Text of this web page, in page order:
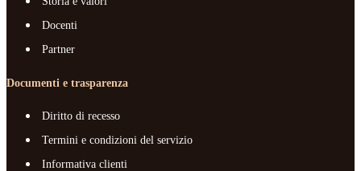
Docenti
Partner
Documenti e trasparenza
Diritto di recesso
Termini e condizioni del servizio
Informativa clienti